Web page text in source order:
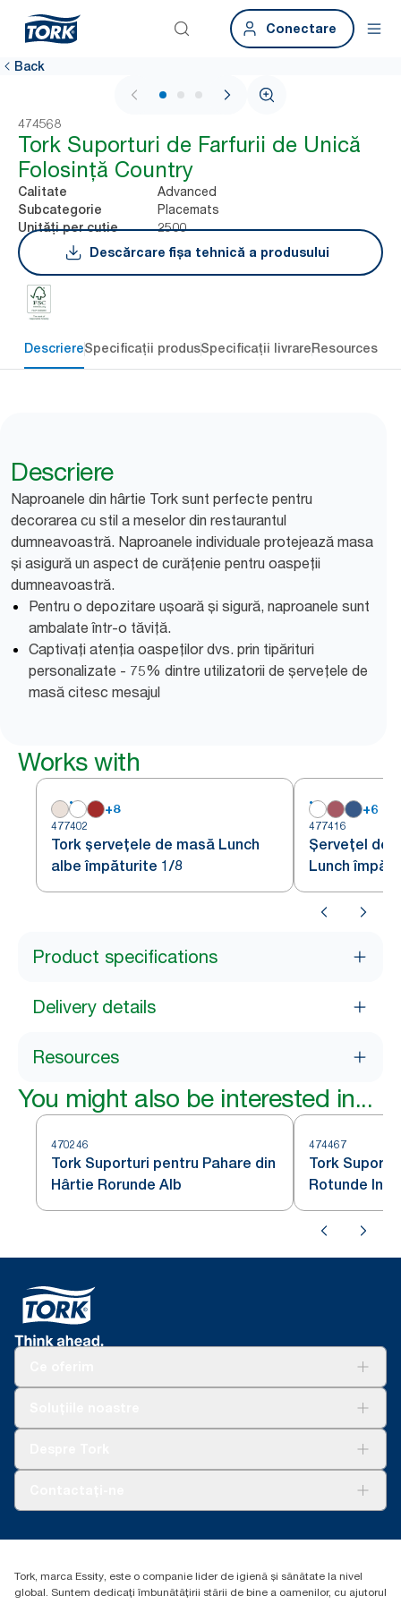
Conectare
Back
1 / 3
474568
Tork Suporturi de Farfurii de Unică
Folosință Country
Calitate Advanced
Subcategorie Placemats
Unități per cutie
2500
Descărcare fișa tehnică a produsului
DescriereSpecificații produsSpecificații livrareResources
Descriere
Naproanele din hârtie Tork sunt perfecte pentru
decorarea cu stil a meselor din restaurantul
dumneavoastră. Naproanele individuale protejează masa
și asigură un aspect de curățenie pentru oaspeții
dumneavoastră.
Pentru o depozitare ușoară și sigură, naproanele sunt
ambalate într-o tăviță.
Captivați atenția oaspeților dvs. prin tipărituri
personalizate - 75% dintre utilizatorii de șervețele de
masă citesc mesajul
Works with
+8
477402
Tork șervețele de masă Lunch
albe împăturite 1/8
+6
477416
Șervețel de
Lunch
Product specifications
Delivery details
Resources
You might also be interested in...
470246
Tork Suporturi pentru Pahare din
Hârtie Rorunde Alb
474467
Tork
Rotunde
Essity Hungary Kft. Professional Hygiene
Budakeszi út 51.
Tork, marca Essity, este o companie lider de igienă și sănătate la nivel
global. Suntem dedicați îmbunătățirii stării de bine a oamenilor, cu ajutorul